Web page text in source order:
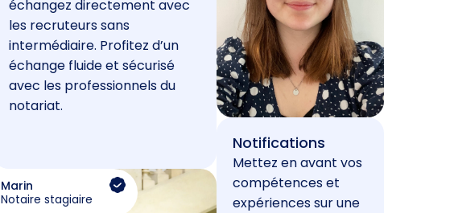
échangez directement avec
les recruteurs sans
intermédiaire. Profitez d’un
échange fluide et sécurisé
avec les professionnels du
notariat.
Marin
Notaire stagiaire
Notifications
Mettez en avant vos
compétences et
expériences sur une